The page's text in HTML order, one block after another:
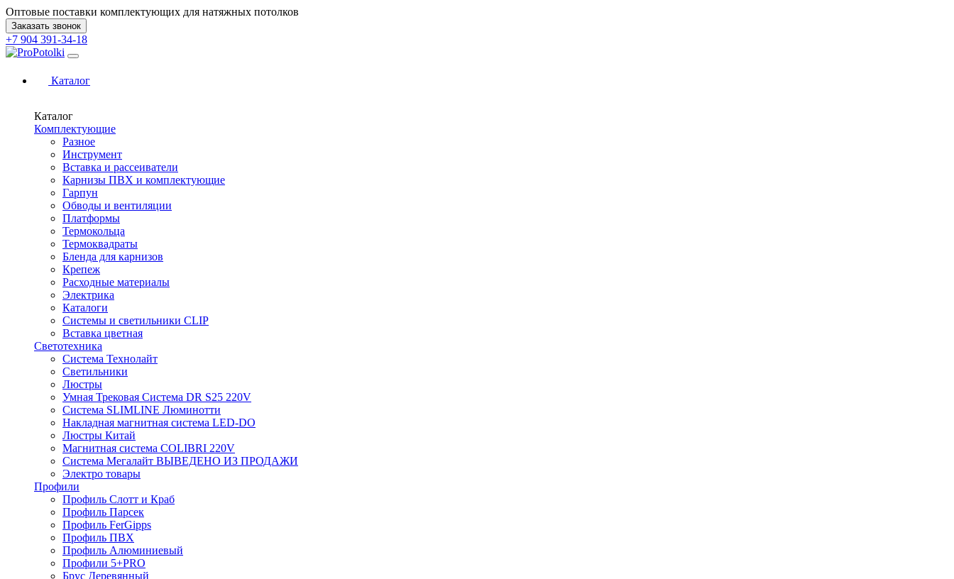
Оптовые поставки комплектующих для натяжных потолков
Заказать звонок
+7 904 391-34-18
Каталог
Каталог
Комплектующие
Разное
Инструмент
Вставка и рассеиватели
Карнизы ПВХ и комплектующие
Гарпун
Обводы и вентиляции
Платформы
Термокольца
Термоквадраты
Бленда для карнизов
Крепеж
Расходные материалы
Электрика
Каталоги
Системы и светильники CLIP
Вставка цветная
Светотехника
Система Технолайт
Светильники
Люстры
Умная Трековая Система DR S25 220V
Система SLIMLINE Люминотти
Накладная магнитная система LED-DO
Люстры Китай
Магнитная система COLIBRI 220V
Система Мегалайт ВЫВЕДЕНО ИЗ ПРОДАЖИ
Электро товары
Профили
Профиль Слотт и Краб
Профиль Парсек
Профиль FerGipps
Профиль ПВХ
Профиль Алюминиевый
Профили 5+PRO
Брус Деревянный